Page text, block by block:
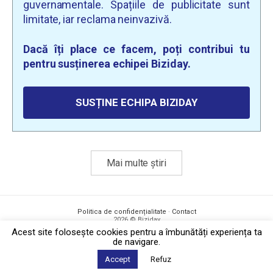
guvernamentale. Spațiile de publicitate sunt
limitate, iar reclama neinvazivă.
Dacă îți place ce facem, poți contribui tu
pentru susținerea echipei Biziday.
SUSȚINE ECHIPA BIZIDAY
Mai multe știri
Politica de confidențialitate · Contact
2026 © Biziday
Acest site foloseşte cookies pentru a îmbunătăți experiența ta
de navigare.
Accept Refuz